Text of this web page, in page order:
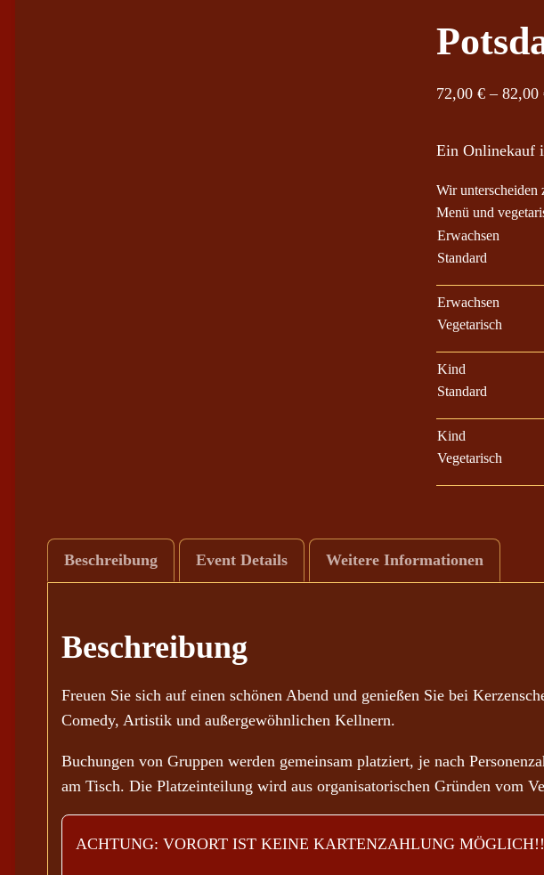
72,00 € – 82,00
Ein Onlinekauf
Wir unterscheiden
Menü und
Erwachsen
Standard
Erwachsen
Vegetarisch
Kind
Standard
Kind
Vegetarisch
Beschreibung Event Details Weitere Informationen
Beschreibung
Freuen Sie sich auf einen schönen Abend und genießen Sie bei
Comedy, Artistik und außergewöhnlichen Kellnern.
Buchungen von Gruppen werden gemeinsam platziert, je nach
am Tisch. Die Platzeinteilung wird aus organisatorischen Gründen vom
ACHTUNG: VORORT IST KEINE KARTENZAHLUNG